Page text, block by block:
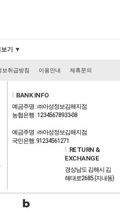
보기 ▼
보취급방침 이용안내 제휴문의
l BANK INFO
예금주명 : ㈜아성정보김해지점
농협은행 : 12345678933-08
예금주명 : ㈜아성정보김해지점
국민은행: 91234561271
l RETURN &
EXCHANGE
경상남도 김해시 김
해대로2685 (지내동)